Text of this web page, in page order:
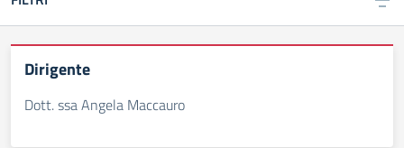
Dirigente
Dott. ssa Angela Maccauro